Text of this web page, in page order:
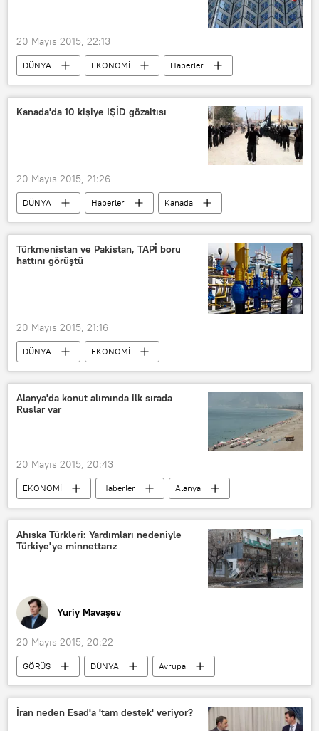
20 Mayıs 2015, 22:13
DÜNYA EKONOMİ
Haberler
ABD
İsviçre İngiltere
Kanada'da 10 kişiye IŞİD gözaltısı
20 Mayıs 2015, 21:26
DÜNYA Haberler
Kanada
IŞİD
Türkmenistan ve Pakistan, TAPİ boru
hattını görüştü
20 Mayıs 2015, 21:16
DÜNYA
EKONOMİ
Asya & Pasifik
Haberler
Türkmenistan
Pakistan
Alanya'da konut alımında ilk sırada
Ruslar var
20 Mayıs 2015, 20:43
EKONOMİ Haberler
Alanya
Rusya-Türkiye ilişkileri
Ahıska Türkleri: Yardımları nedeniyle
Türkiye'ye minnettarız
Yuriy Mavaşev
20 Mayıs 2015, 20:22
GÖRÜŞ DÜNYA
Avrupa
Haberler
Donbass
Ukrayna
Ahıska Türkleri
İran neden Esad'a 'tam destek' veriyor?